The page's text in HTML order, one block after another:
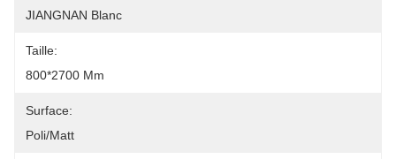
JIANGNAN Blanc
Taille:
800*2700 Mm
Surface:
Poli/Matt